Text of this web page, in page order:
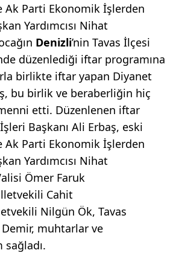
Ak Parti Ekonomik İşlerden
Yardımcısı Nihat
Denizli’nin Tavas İlçesi
düzenlediği iftar programına
birlikte iftar yapan Diyanet
bu birlik ve beraberliğin hiç
etti. Düzenlenen iftar
Başkanı Ali Erbaş, eski
Ak Parti Ekonomik İşlerden
Yardımcısı Nihat
Ömer Faruk
Cahit
Nilgün Ök, Tavas
muhtarlar ve
sağladı.